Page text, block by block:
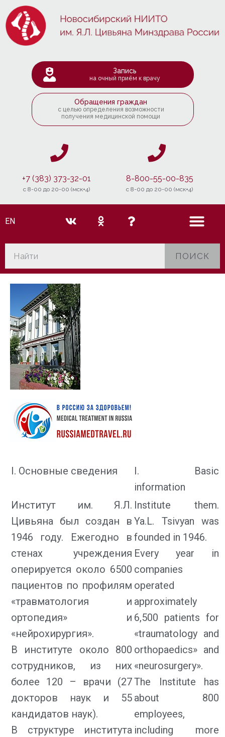
Запись
на очный приём к врачу
Обращения граждан
с целью определения возможности
получения медицинской помощи
+7 (383) 373-32-01
c 8-00 до 20-00 (мск+4)
8-800-55-00-835
c 8-00 до 20-00 (мск+4)
EN
ПОИСК
I. Основные сведения
I. Basic
information
Институт им. Я.Л.
Цивьяна был создан в
1946 году. Ежегодно в
стенах учреждения
оперируется около 6500
пациентов по профилям
«травматология и
ортопедия» и
«нейрохирургия».
В институте около 800
сотрудников, из них
более 120 – врачи (27
докторов наук и 55
кандидатов наук).
В структуре института
Institute them.
Ya.L. Tsivyan was
founded in 1946.
Every year in
companies
operated
approximately
6,500 patients for
«traumatology and
оrthopaedics» and
«neurosurgery».
The Institute has
about 800
employees,
including more